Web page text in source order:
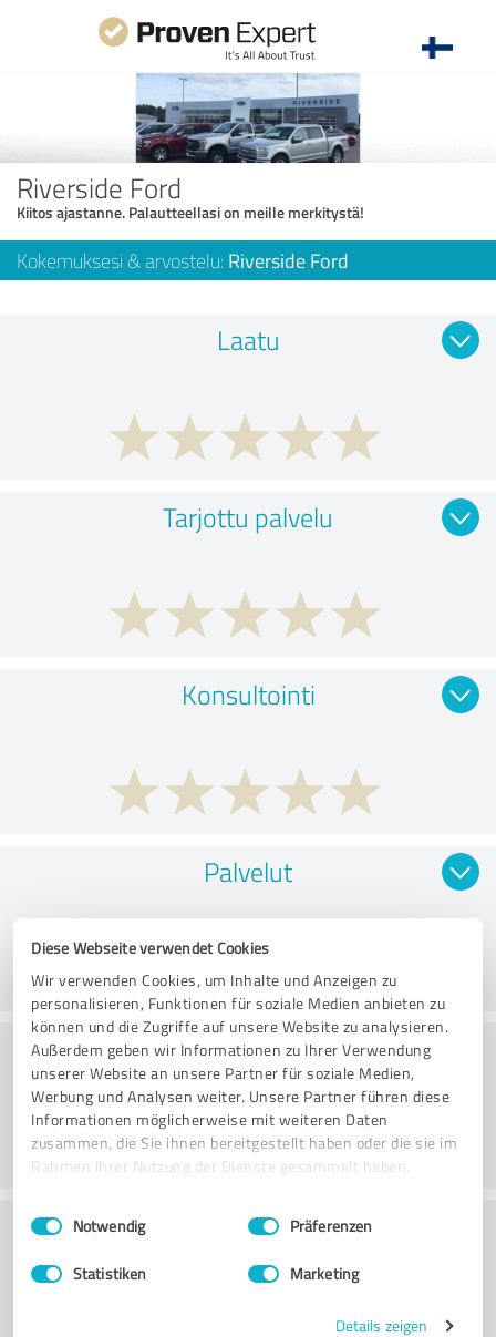
Diese Webseite verwendet Cookies
Wir verwenden Cookies, um Inhalte und Anzeigen zu
personalisieren, Funktionen für soziale Medien anbieten zu
können und die Zugriffe auf unsere Website zu analysieren.
Außerdem geben wir Informationen zu Ihrer Verwendung
unserer Website an unsere Partner für soziale Medien,
Werbung und Analysen weiter. Unsere Partner führen diese
Informationen möglicherweise mit weiteren Daten
zusammen, die Sie ihnen bereitgestellt haben oder die sie im
Rahmen Ihrer Nutzung der Dienste gesammelt haben.
Impressum Datenschutzbestimmungen
Einwilligungsauswahl
Notwendig Präferenzen
Statistiken Marketing
Details zeigen
Riverside Ford
Kiitos ajastanne. Palautteellasi on meille merkitystä!
Kokemuksesi & arvostelu: Riverside Ford
Laatu
Tarjottu palvelu
Konsultointi
Palvelut
Käsittely
Asiakaspalvelu